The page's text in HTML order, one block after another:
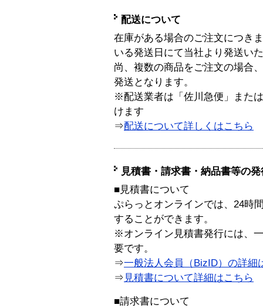
配送について
在庫がある場合のご注文につき
いる発送日にて当社より発送い
尚、複数の商品をご注文の場合
発送となります。
※配送業者は「佐川急便」また
けます
⇒配送について詳しくはこちら
見積書・請求書・納品書等の
■見積書について
ぷらっとオンラインでは、24時
することができます。
※オンライン見積書発行には、
要です。
⇒一般法人会員（BizID）の詳細
⇒ 見積書について詳細はこちら
■請求書について